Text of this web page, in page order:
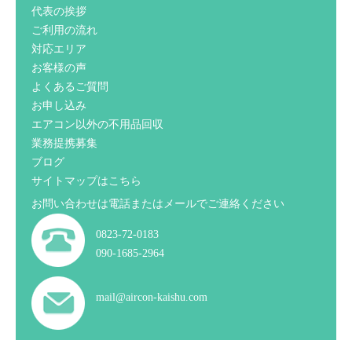
代表の挨拶
ご利用の流れ
対応エリア
お客様の声
よくあるご質問
お申し込み
エアコン以外の不用品回収
業務提携募集
ブログ
サイトマップはこちら
お問い合わせは電話またはメールでご連絡ください
0823-72-0183
090-1685-2964
mail@aircon-kaishu.com